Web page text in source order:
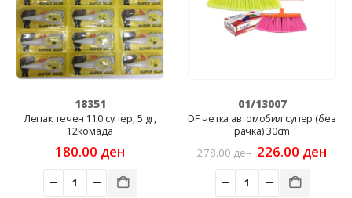
18351
Лепак течен 110 супер, 5 gr,
12комада
180.00 ден
01/13007
DF четка автомобил супер (без
рачка) 30cm
278.00ден Original
was:
278.00 ден.
226.00 ден